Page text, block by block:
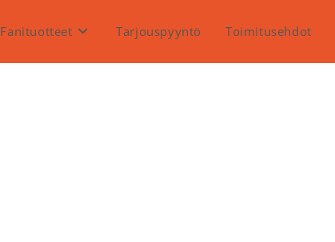
Fanituotteet Tarjouspyyntö Toimitusehdot